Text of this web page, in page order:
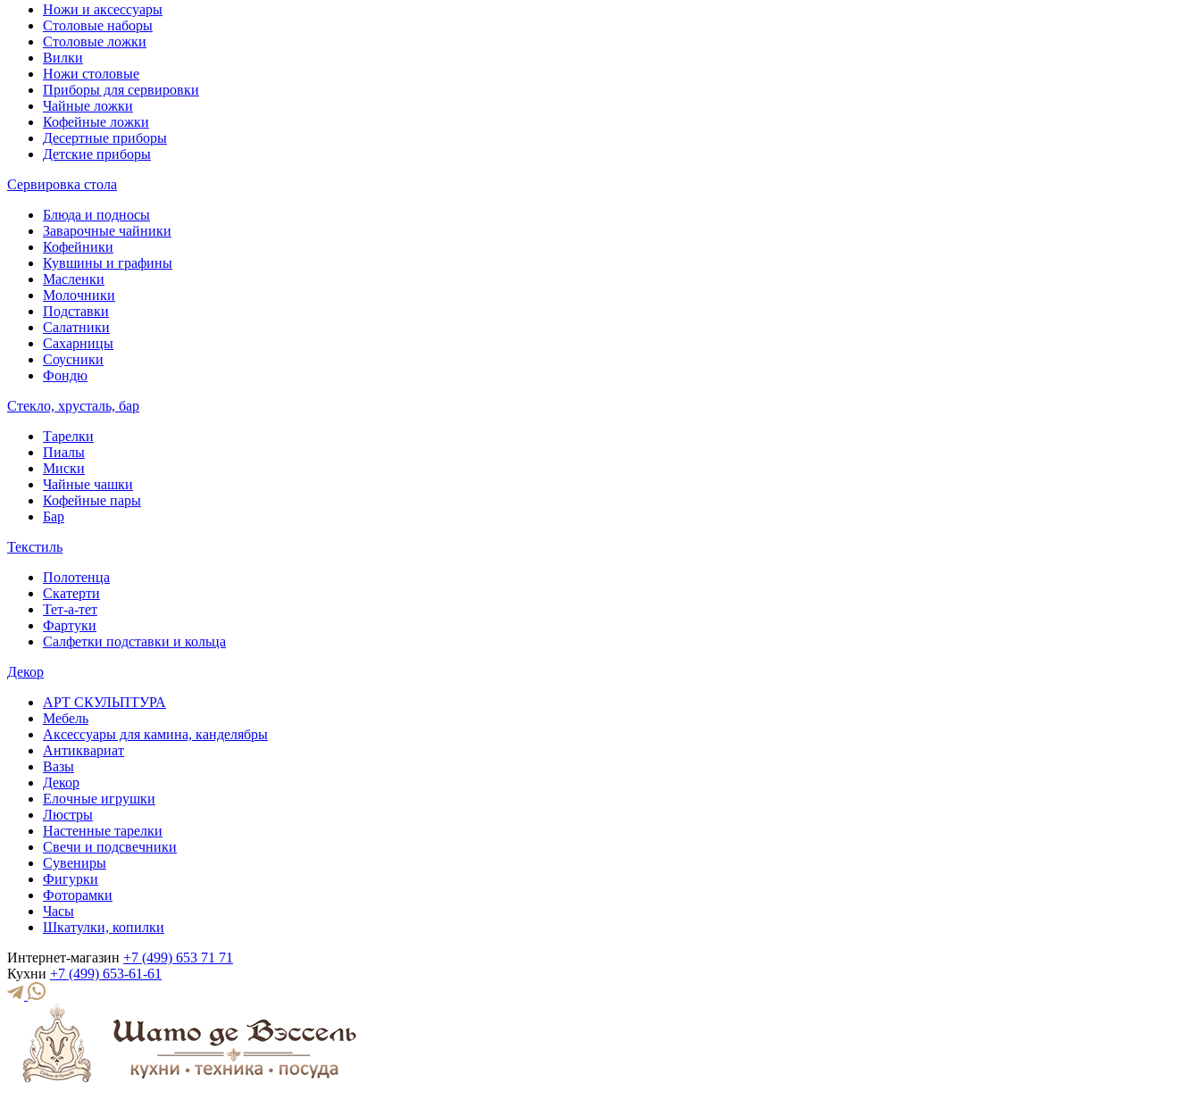
Ножи и аксессуары
Столовые наборы
Столовые ложки
Вилки
Ножи столовые
Приборы для сервировки
Чайные ложки
Кофейные ложки
Десертные приборы
Детские приборы
Сервировка стола
Блюда и подносы
Заварочные чайники
Кофейники
Кувшины и графины
Масленки
Молочники
Подставки
Салатники
Сахарницы
Соусники
Фондю
Стекло, хрусталь, бар
Тарелки
Пиалы
Миски
Чайные чашки
Кофейные пары
Бар
Текстиль
Полотенца
Скатерти
Тет-а-тет
Фартуки
Салфетки подставки и кольца
Декор
АРТ СКУЛЬПТУРА
Мебель
Аксессуары для камина, канделябры
Антиквариат
Вазы
Декор
Елочные игрушки
Люстры
Настенные тарелки
Свечи и подсвечники
Сувениры
Фигурки
Фоторамки
Часы
Шкатулки, копилки
Интернет-магазин +7 (499) 653 71 71
Кухни +7 (499) 653-61-61